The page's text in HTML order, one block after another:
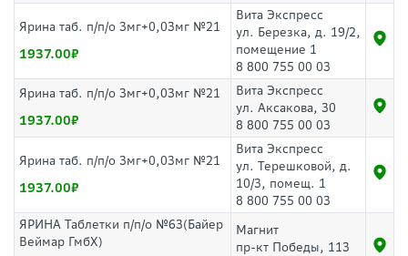
Ярина таб. п/п/о 3мг+0,03мг №21
1937.00
Вита Экспресс
ул. Березка, д. 19/2,
помещение 1
8 800 755 00 03
Ярина таб. п/п/о 3мг+0,03мг №21
1937.00
Вита Экспресс
ул. Аксакова, 30
8 800 755 00 03
Ярина таб. п/п/о 3мг+0,03мг №21
1937.00
Вита Экспресс
ул. Терешковой, д.
10/3, помещ. 1
8 800 755 00 03
ЯРИНА Таблетки п/п/о №63(Байер
Веймар ГмбХ)
Магнит
пр-кт Победы, 113